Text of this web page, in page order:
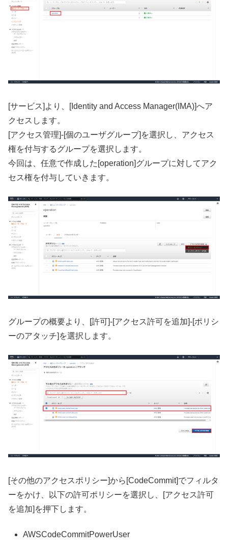
[サービス]より、[Identity and Access Manager(IMA)]へア
クセスします。
[アクセス管理]-[個のユーザグループ]を選択し、アクセス
権を付与するグループを選択します。
今回は、任意で作成した[operation]グループに対してアク
セス権を付与していきます。
グループの概要より、[許可]-[アクセス許可を追加]-[ポリシ
ーのアタッチ]を選択します。
[その他のアクセスポリシー]から[CodeCommit]でフィルタ
ーをかけ、以下の許可ポリシーを選択し、[アクセス許可
を追加]を押下します。
AWSCodeCommitPowerUser